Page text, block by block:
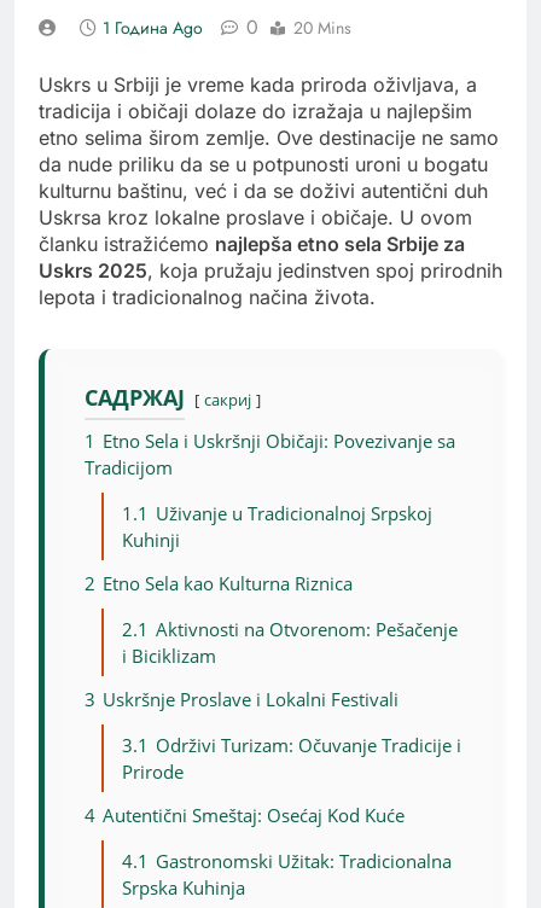
1 Година Ago 0 20 Mins
Uskrs u Srbiji je vreme kada priroda oživljava, a
tradicija i običaji dolaze do izražaja u najlepšim
etno selima širom zemlje. Ove destinacije ne samo
da nude priliku da se u potpunosti uroni u bogatu
kulturnu baštinu, već i da se doživi autentični duh
Uskrsa kroz lokalne proslave i običaje. U ovom
članku istražićemo najlepša etno sela Srbije za
Uskrs 2025, koja pružaju jedinstven spoj prirodnih
lepota i tradicionalnog načina života.
САДРЖАЈ сакриј
1 Etno Sela i Uskršnji Običaji: Povezivanje sa
Tradicijom
1.1 Uživanje u Tradicionalnoj Srpskoj
Kuhinji
2 Etno Sela kao Kulturna Riznica
2.1 Aktivnosti na Otvorenom: Pešačenje
i Biciklizam
3 Uskršnje Proslave i Lokalni Festivali
3.1 Održivi Turizam: Očuvanje Tradicije i
Prirode
4 Autentični Smeštaj: Osećaj Kod Kuće
4.1 Gastronomski Užitak: Tradicionalna
Srpska Kuhinja